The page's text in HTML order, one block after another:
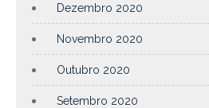
Dezembro 2020
Novembro 2020
Outubro 2020
Setembro 2020